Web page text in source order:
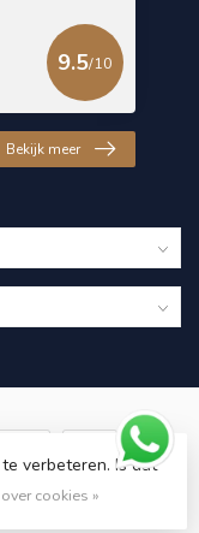
9.5/10
Bekijk meer
verbeteren. Is dat
cookies »